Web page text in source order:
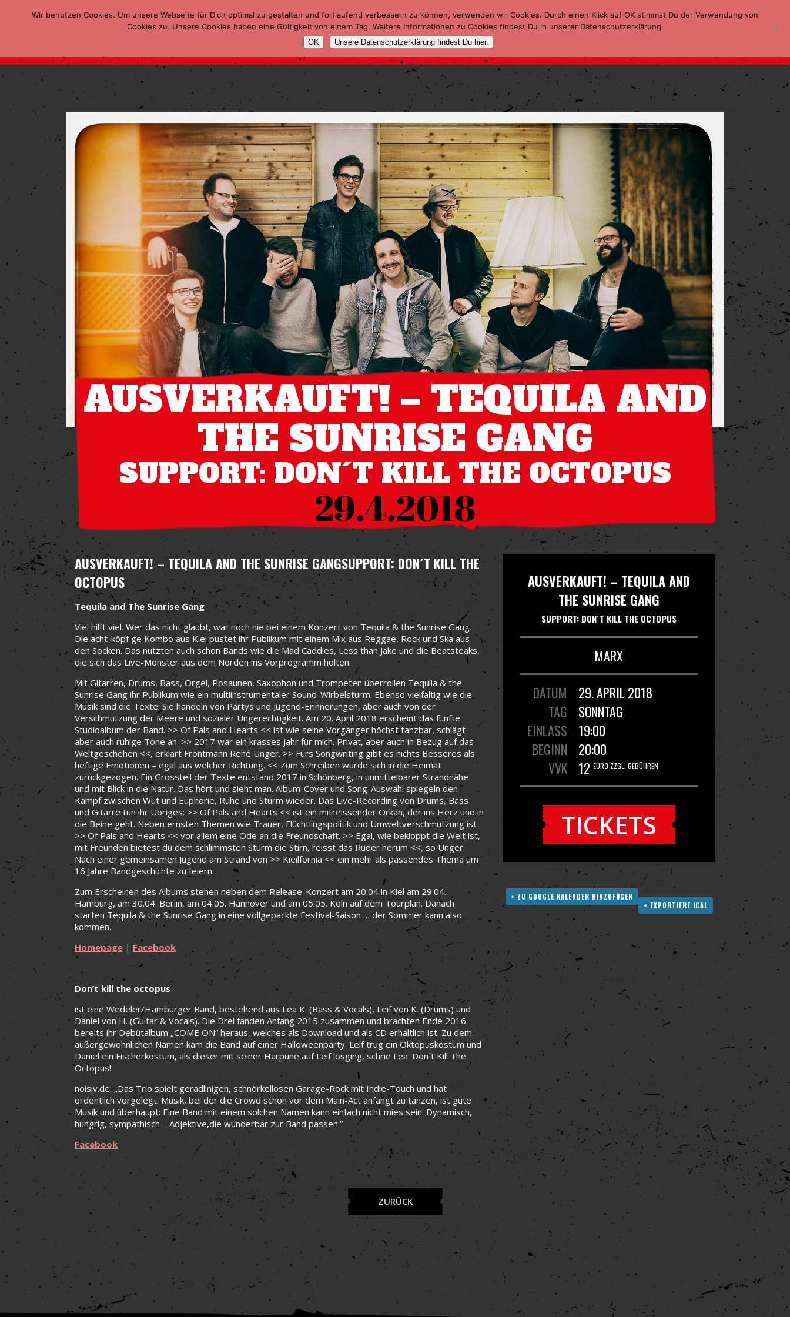
AUSVERKAUFT! – TEQUILA AND
THE SUNRISE GANG
SUPPORT: DON´T KILL THE OCTOPUS
29.4.2018
AUSVERKAUFT! – TEQUILA AND THE SUNRISE GANGSUPPORT: DON´T KILL THE
OCTOPUS
Tequila and The Sunrise Gang
Viel hilft viel. Wer das nicht glaubt, war noch nie bei einem Konzert von Tequila & the Sunrise Gang.
Die acht-köpf ge Kombo aus Kiel pustet ihr Publikum mit einem Mix aus Reggae, Rock und Ska aus
den Socken. Das nutzten auch schon Bands wie die Mad Caddies, Less than Jake und die Beatsteaks,
die sich das Live-Monster aus dem Norden ins Vorprogramm holten.
Mit Gitarren, Drums, Bass, Orgel, Posaunen, Saxophon und Trompeten überrollen Tequila & the
Sunrise Gang ihr Publikum wie ein multiinstrumentaler Sound-Wirbelsturm. Ebenso vielfältig wie die
Musik sind die Texte: Sie handeln von Partys und Jugend-Erinnerungen, aber auch von der
Verschmutzung der Meere und sozialer Ungerechtigkeit. Am 20. April 2018 erscheint das fünfte
Studioalbum der Band. >> Of Pals and Hearts << ist wie seine Vorgänger höchst tanzbar, schlägt
aber auch ruhige Töne an. >> 2017 war ein krasses Jahr für mich. Privat, aber auch in Bezug auf das
Weltgeschehen <<, erklärt Frontmann René Unger. >> Fürs Songwriting gibt es nichts Besseres als
heftige Emotionen – egal aus welcher Richtung. << Zum Schreiben wurde sich in die Heimat
zurückgezogen. Ein Grossteil der Texte entstand 2017 in Schönberg, in unmittelbarer Strandnähe
und mit Blick in die Natur. Das hört und sieht man. Album-Cover und Song-Auswahl spiegeln den
Kampf zwischen Wut und Euphorie, Ruhe und Sturm wieder. Das Live-Recording von Drums, Bass
und Gitarre tun ihr Übriges: >> Of Pals and Hearts << ist ein mitreissender Orkan, der ins Herz und in
die Beine geht. Neben ernsten Themen wie Trauer, Flüchtlingspolitik und Umweltverschmutzung ist
>> Of Pals and Hearts << vor allem eine Ode an die Freundschaft. >> Egal, wie bekloppt die Welt ist,
mit Freunden bietest du dem schlimmsten Sturm die Stirn, reisst das Ruder herum <<, so Unger.
Nach einer gemeinsamen Jugend am Strand von >> Kieilfornia << ein mehr als passendes Thema um
16 Jahre Bandgeschichte zu feiern.
Zum Erscheinen des Albums stehen neben dem Release-Konzert am 20.04 in Kiel am 29.04.
Hamburg, am 30.04. Berlin, am 04.05. Hannover und am 05.05. Köln auf dem Tourplan. Danach
starten Tequila & the Sunrise Gang in eine vollgepackte Festival-Saison … der Sommer kann also
kommen.
Homepage | Facebook
Don’t kill the octopus
ist eine Wedeler/Hamburger Band, bestehend aus Lea K. (Bass & Vocals), Leif von K. (Drums) und
Daniel von H. (Guitar & Vocals). Die Drei fanden Anfang 2015 zusammen und brachten Ende 2016
bereits ihr Debütalbum „COME ON“ heraus, welches als Download und als CD erhältlich ist. Zu dem
außergewöhnlichen Namen kam die Band auf einer Halloweenparty. Leif trug ein Oktopuskostüm und
Daniel ein Fischerkostüm, als dieser mit seiner Harpune auf Leif losging, schrie Lea: Don´t Kill The
Octopus!
noisiv.de: „Das Trio spielt geradlinigen, schnörkellosen Garage-Rock mit Indie-Touch und hat
ordentlich vorgelegt. Musik, bei der die Crowd schon vor dem Main-Act anfängt zu tanzen, ist gute
Musik und überhaupt: Eine Band mit einem solchen Namen kann einfach nicht mies sein. Dynamisch,
hungrig, sympathisch – Adjektive,die wunderbar zur Band passen.“
Facebook
AUSVERKAUFT! – TEQUILA AND
THE SUNRISE GANG
SUPPORT: DON´T KILL THE OCTOPUS
MARX
DATUM
29. APRIL 2018
TAG
SONNTAG
EINLASS
19:00
BEGINN
20:00
VVK
12 EURO ZZGL. GEBÜHREN
TICKETS
+ ZU GOOGLE KALENDER HINZUFÜGEN
+ EXPORTIERE ICAL
ZURÜCK
Wir benutzen Cookies. Um unsere Webseite für Dich optimal zu gestalten und fortlaufend verbessern zu können, verwenden wir Cookies. Durch einen Klick auf OK stimmst Du der Verwendung von
Cookies zu. Unsere Cookies haben eine Gültigkeit von einem Tag. Weitere Informationen zu Cookies findest Du in unserer Datenschutzerklärung.
OK Unsere Datenschutzerklärung findest Du hier.